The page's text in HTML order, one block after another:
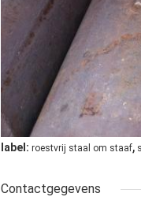
label: roestvrij staal om staaf,
Contactgegevens